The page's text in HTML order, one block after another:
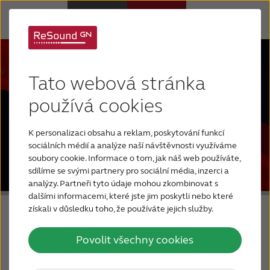
Tato webová stránka
používá cookies
K personalizaci obsahu a reklam, poskytování funkcí
sociálních médií a analýze naší návštěvnosti využíváme
soubory cookie. Informace o tom, jak náš web používáte,
sdílíme se svými partnery pro sociální média, inzerci a
analýzy. Partneři tyto údaje mohou zkombinovat s
dalšími informacemi, které jste jim poskytli nebo které
získali v důsledku toho, že používáte jejich služby.
Povolit všechny cookies
Sluchová ztráta
Proč právě ReSound
Podpora a Péče
FOR JOURNALISTS
FOR PROFESSIONALS
ReSound Savi